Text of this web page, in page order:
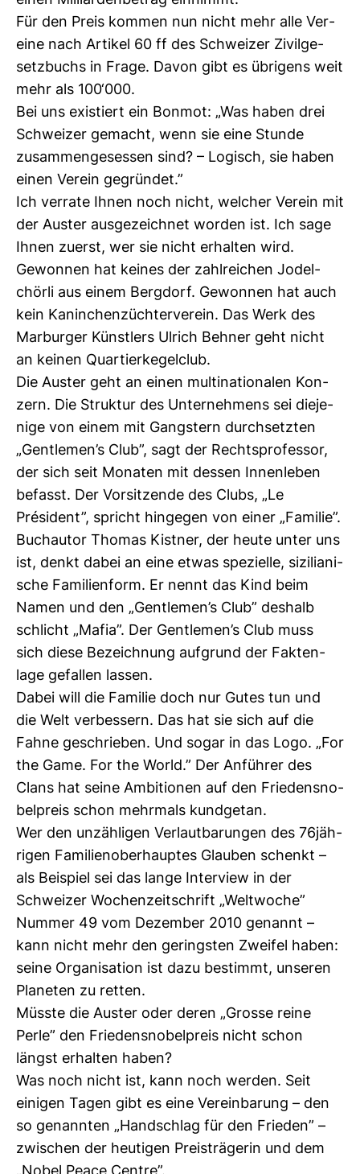
Für den Preis kommen nun nicht mehr alle Ver­
eine nach Artikel 60 ff des Schweizer Zivil­ge­
setz­buchs in Frage. Davon gibt es übri­gens weit
mehr als 100‘000.
Bei uns exis­tiert ein Bonmot: „Was haben drei
Schweizer gemacht, wenn sie eine Stunde
zusam­men­ge­sessen sind? – Logisch, sie haben
einen Verein gegründet.”
Ich ver­rate Ihnen noch nicht, wel­cher Verein mit
der Auster aus­ge­zeichnet worden ist. Ich sage
Ihnen zuerst, wer sie nicht erhalten wird.
Gewonnen hat keines der zahl­rei­chen Jodel­
chörli aus einem Berg­dorf. Gewonnen hat auch
kein Kanin­chen­züch­ter­verein. Das Werk des
Mar­burger Künst­lers Ulrich Behner geht nicht
an keinen Quar­tier­ke­gel­club.
Die Auster geht an einen mul­ti­na­tio­nalen Kon­
zern. Die Struktur des Unter­neh­mens sei die­je­
nige von einem mit Gangs­tern durch­setzten
„Gen­tlemen’s Club”, sagt der Rechts­pro­fessor,
der sich seit Monaten mit dessen Innen­leben
befasst. Der Vor­sit­zende des Clubs, „Le
Président”, spricht hin­gegen von einer „Familie”.
Buch­autor Thomas Kistner, der heute unter uns
ist, denkt dabei an eine etwas spe­zi­elle, sizi­lia­ni­
sche Fami­li­en­form. Er nennt das Kind beim
Namen und den „Gen­tlemen’s Club” des­halb
schlicht „Mafia”. Der Gen­tlemen’s Club muss
sich diese Bezeich­nung auf­grund der Fak­ten­
lage gefallen lassen.
Dabei will die Familie doch nur Gutes tun und
die Welt ver­bes­sern. Das hat sie sich auf die
Fahne geschrieben. Und sogar in das Logo. „For
the Game. For the World.” Der Anführer des
Clans hat seine Ambi­tionen auf den Frie­dens­no­
bel­preis schon mehr­mals kund­getan.
Wer den unzäh­ligen Ver­laut­ba­rungen des 76jäh­
rigen Fami­li­en­ober­hauptes Glauben schenkt –
als Bei­spiel sei das lange Inter­view in der
Schweizer Wochen­zeit­schrift „Welt­woche”
Nummer 49 vom Dezember 2010 genannt –
kann nicht mehr den geringsten Zweifel haben:
seine Orga­ni­sa­tion ist dazu bestimmt, unseren
Pla­neten zu retten.
Müsste die Auster oder deren „Grosse reine
Perle” den Frie­dens­no­bel­preis nicht schon
längst erhalten haben?
Was noch nicht ist, kann noch werden. Seit
einigen Tagen gibt es eine Ver­ein­ba­rung – den
so genannten „Hand­schlag für den Frieden” –
zwi­schen der heu­tigen Preis­trä­gerin und dem